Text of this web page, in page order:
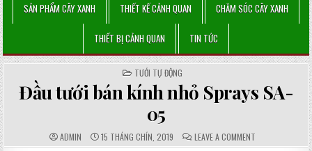
SẢN PHẨM CÂY XANH THIẾT KẾ CẢNH QUAN CHĂM SÓC CÂY XANH
THIẾT BỊ CẢNH QUAN TIN TỨC
POSTED
IN
TƯỚI TỰ ĐỘNG
Đầu tưới bán kính nhỏ Sprays SA-
05
AUTHOR:
ADMIN PUBLISHED
DATE:
15 THÁNG CHÍN, 2019 COMMENTS:
LEAVE A COMMENT
ĐẦU